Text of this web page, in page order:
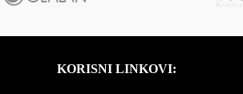
KORISNI LINKOVI: